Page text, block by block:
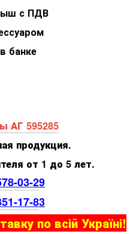
с ПДВ
банке
АГ 595285
продукция.
от 1 до 5 лет.
03-29
17-83
по всій Україні!